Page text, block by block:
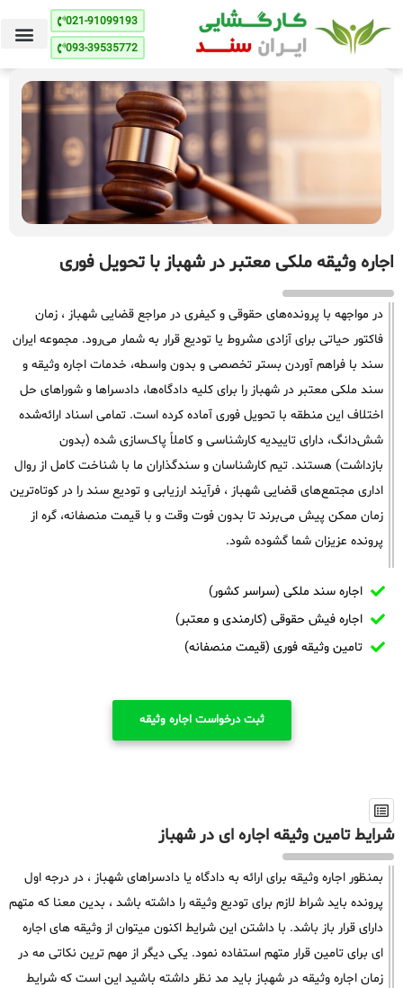
021-91099193
093-39535772
اجاره وثیقه ملکی معتبر در شهباز با تحویل فوری
در مواجهه با پرونده‌های حقوقی و کیفری در مراجع قضایی شهباز ، زمان
فاکتور حیاتی برای آزادی مشروط یا تودیع قرار به شمار می‌رود. مجموعه ایران
سند با فراهم آوردن بستر تخصصی و بدون واسطه، خدمات اجاره وثیقه و
سند ملکی معتبر در شهباز را برای کلیه دادگاه‌ها، دادسراها و شوراهای حل
اختلاف این منطقه با تحویل فوری آماده کرده است. تمامی اسناد ارائه‌شده
شش‌دانگ، دارای تاییدیه کارشناسی و کاملاً پاک‌سازی شده (بدون
بازداشت) هستند. تیم کارشناسان و سندگذاران ما با شناخت کامل از روال
اداری مجتمع‌های قضایی شهباز ، فرآیند ارزیابی و تودیع سند را در کوتاه‌ترین
زمان ممکن پیش می‌برند تا بدون فوت وقت و با قیمت منصفانه، گره از
پرونده عزیزان شما گشوده شود.
اجاره سند ملکی (سراسر کشور)
اجاره فیش حقوقی (کارمندی و معتبر)
تامین وثیقه فوری (قیمت منصفانه)
ثبت درخواست اجاره وثیقه
شرایط تامین وثیقه اجاره ای در شهباز
بمنظور اجاره وثیقه برای ارائه به دادگاه یا دادسراهای شهباز ، در درجه اول
پرونده باید شراط لازم برای تودیع وثیقه را داشته باشد ، بدین معنا که متهم
دارای قرار باز باشد. با داشتن این شرایط اکنون میتوان از وثیقه های اجاره
ای برای تامین قرار متهم استفاده نمود. یکی دیگر از مهم ترین نکاتی مه در
زمان اجاره وثیقه در شهباز باید مد نظر داشته باشید این است که شرایط